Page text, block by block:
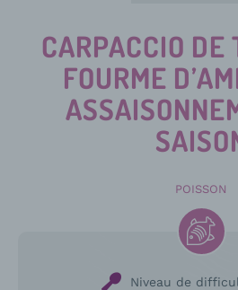
CARPACCIO DE
FOURME
POISSON
Niveau de